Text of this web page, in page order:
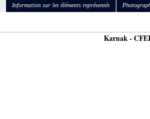
Information sur les éléments représentés